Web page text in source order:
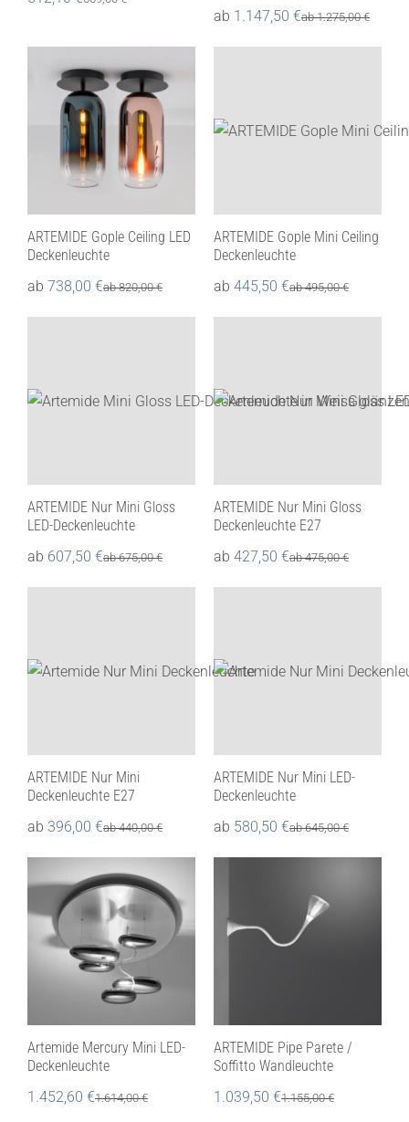
ab 1.147,50 €ab1.275,00€
ARTEMIDE Gople Ceiling LED
Deckenleuchte
ab 738,00 €ab820,00€
ARTEMIDE Gople Mini Ceiling
Deckenleuchte
ab 445,50 €ab495,00€
ARTEMIDE Nur Mini Gloss
LED-Deckenleuchte
ab 607,50 €ab675,00€
ARTEMIDE Nur Mini Gloss
Deckenleuchte E27
ab 427,50 €ab475,00€
ARTEMIDE Nur Mini
Deckenleuchte E27
ab 396,00 €ab440,00€
ARTEMIDE Nur Mini LED-
Deckenleuchte
ab 580,50 €ab645,00€
Artemide Mercury Mini LED-
Deckenleuchte
1.452,60 €1.614,00€
ARTEMIDE Pipe Parete /
Soffitto Wandleuchte
1.039,50 €1.155,00€